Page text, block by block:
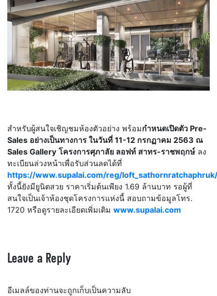
สำหรับผู้สนใจเชิญชมห้องตัวอย่าง พร้อมกำหนดเปิดตัว Pre-
Sales อย่างเป็นทางการ ในวันที่ 11-12 กรกฏาคม 2563 ณ
Sales Gallery โครงการศุภาลัย ลอฟท์ สาทร-ราชพฤกษ์ ลง
ทะเบียนล่วงหน้าเพื่อรับส่วนลดได้ที่
https://www.supalai.com/reg/loft_sathornratchaphruk/
ทั้งนี้ยังมียูนิตสวย ราคาเริ่มต้นเพียง 1.69 ล้านบาท รอผู้ที่
สนใจเป็นเจ้าห้องชุดโครงการแห่งนี้ สอบถามข้อมูลโทร.
1720 หรือดูรายละเอียดเพิ่มเติม www.supalai.com
Leave a Reply
อีเมลล์ของท่านจะถูกเก็บเป็นความลับ